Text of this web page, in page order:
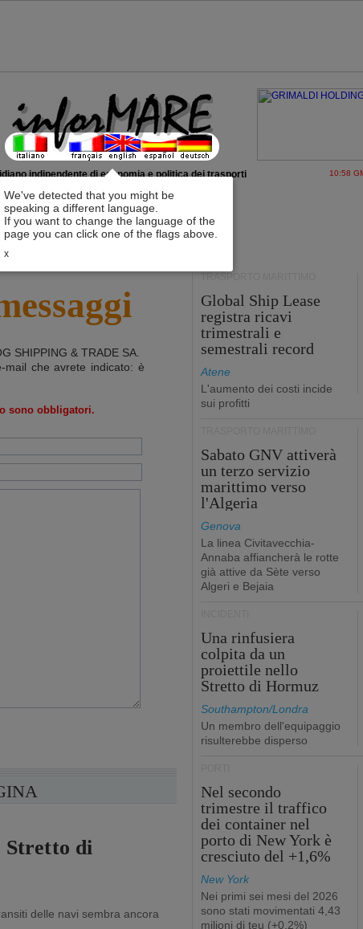
We've detected that you might be
speaking a different language.
If you want to change the language of the
page you can click one of the flags above.
x
indipendente di economia e politica dei trasporti 10:58
SHIPPING & TRADE SA.
mail che avrete indicato: è
sono obbligatori.
Stretto di
delle navi sembra ancora
TRASPORTO MARITTIMO
Global Ship Lease
registra ricavi
trimestrali e
semestrali record
Atene
L'aumento dei costi incide
sui profitti
Sabato GNV attiverà
un terzo servizio
marittimo verso
l'Algeria
Genova
La linea Civitavecchia-
Annaba affiancherà le rotte
già attive da Sète verso
Algeri e Bejaia
Una rinfusiera
colpita da un
proiettile nello
Stretto di Hormuz
Southampton/Londra
Un membro dell'equipaggio
risulterebbe disperso
Nel secondo
trimestre il traffico
dei container nel
porto di New York è
cresciuto del +1,6%
New York
Nei primi sei mesi del 2026
sono stati movimentati 4,43
milioni di teu (+0,2%)